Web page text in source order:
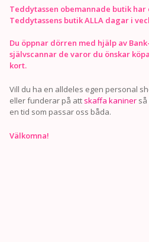
Teddytassen obemannade butik har
Teddytassens butik ALLA dagar i
Du öppnar dörren med hjälp av
självscannar de varor du önskar
kort.
Vill du ha en alldeles egen personal
eller funderar på att skaffa kaniner
en tid som passar oss båda.
Välkomna!